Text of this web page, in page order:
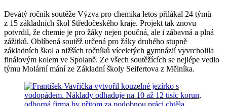
Devátý ročník soutěže Výzva pro chemika letos přilákal 24 týmů
z 15 základních škol Středočeského kraje. Projekt tak znovu
potvrdil, že chemie je pro žáky nejen poučná, ale i zábavná a plná
zážitků. Oblíbená soutěž určená pro žáky druhého stupně
základních škol a nižších ročníků víceletých gymnázií vyvrcholila
finálovým kolem ve Spolaně. Ze všech soutěžících se nejlépe vedlo
týmu Molární mání ze Základní školy Seifertova z Mělníka.